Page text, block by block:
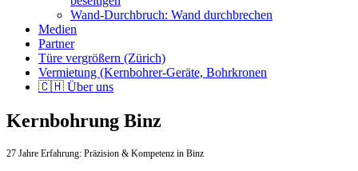
Wand-Durchbruch: Wand durchbrechen
Medien
Partner
Türe vergrößern (Zürich)
Vermietung (Kernbohrer-Geräte, Bohrkronen
🇨🇭 Über uns
Kernbohrung Binz
27 Jahre Erfahrung: Präzision & Kompetenz in Binz